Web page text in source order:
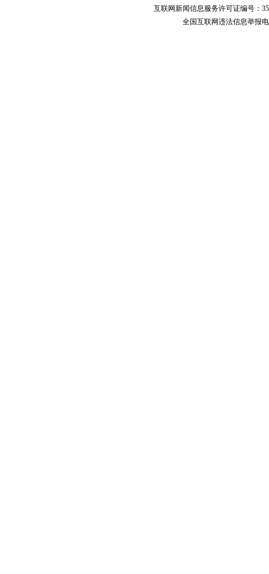
互联网新闻信息服务许可证编号：
全国互联网违法信息举报